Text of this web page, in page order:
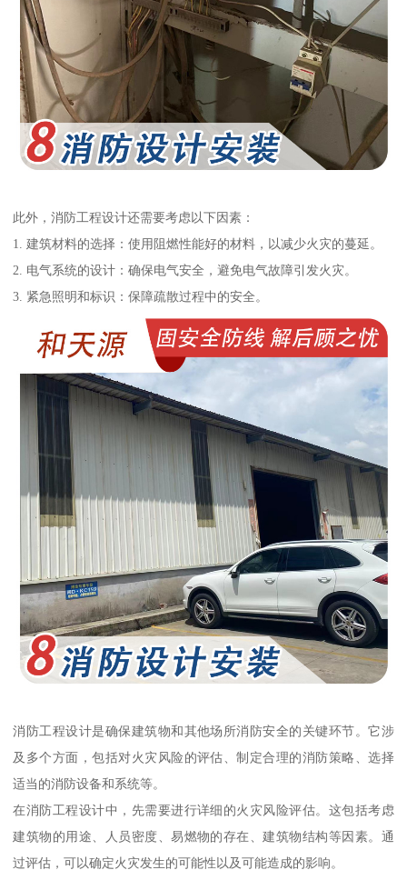
此外，消防工程设计还需要考虑以下因素：
1. 建筑材料的选择：使用阻燃性能好的材料，以减少火灾的蔓延。
2. 电气系统的设计：确保电气安全，避免电气故障引发火灾。
3. 紧急照明和标识：保障疏散过程中的安全。
消防工程设计是确保建筑物和其他场所消防安全的关键环节。它涉
及多个方面，包括对火灾风险的评估、制定合理的消防策略、选择
适当的消防设备和系统等。
在消防工程设计中，先需要进行详细的火灾风险评估。这包括考虑
建筑物的用途、人员密度、易燃物的存在、建筑物结构等因素。通
过评估，可以确定火灾发生的可能性以及可能造成的影响。